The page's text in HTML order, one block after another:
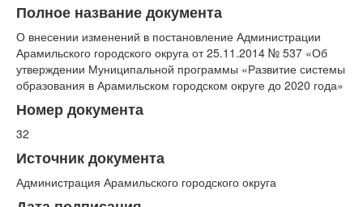
Полное название документа
О внесении изменений в постановление Администрации
Арамильского городского округа от 25.11.2014 № 537 «Об
утверждении Муниципальной программы «Развитие системы
образования в Арамильском городском округе до 2020 года»
Номер документа
32
Источник документа
Администрация Арамильского городского округа